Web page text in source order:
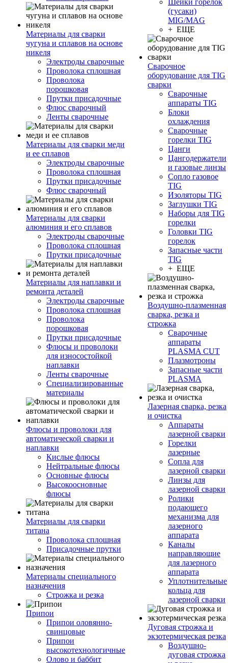
Материалы для сварки
чугуна и сплавов на основе
никеля
Электроды сварочные
Проволока сплошная
Проволока
порошковая
Прутки присадочные
Флюс сварочный
Ленты сварочные
Материалы для сварки меди
и ее сплавов
Электроды сварочные
Проволока сплошная
Прутки присадочные
Флюс сварочный
Материалы для сварки
алюминия и его сплавов
Электроды сварочные
Проволока сплошная
Прутки присадочные
Материалы для наплавки и
ремонта деталей
Электроды сварочные
Проволока сплошная
Проволока
порошковая
Прутки присадочные
Флюсы и проволоки
для износостойкой
наплавки
Ленты сварочные
Специализированные
материалы
Флюсы и проволоки для
автоматической сварки и
наплавки
Кислые флюсы
Нейтральные флюсы
Основные флюсы
Высокоосновные
флюсы
Материалы для сварки
титана
Проволока сплошная
Присадочные прутки
Материалы специального
назначения
Строжка и резка
Припои
Припои оловянно-
свинцовые
Припои
высокотехнологичные
Олово и баббит
Шейки горелок
(гусаки)
MIG/MAG
+ ЕЩЕ
Сварочное
оборудование для TIG
сварки
Сварочные
аппараты TIG
Блоки
охлаждения
Сварочные
горелки TIG
Цанги
Цангодержатели
и газовые линзы
Сопло газовое
TIG
Изоляторы TIG
Заглушки TIG
Наборы для TIG
горелки
Головки TIG
горелок
Запасные части
TIG
+ ЕЩЕ
Воздушно-плазменная
сварка, резка и
строжка
Сварочные
аппараты
PLASMA CUT
Плазмотроны
Запасные части
PLASMA
Лазерная сварка, резка
и очистка
Аппараты
лазерной сварки
Горелки
лазерные
Сопла для
лазерной сварки
Линзы для
лазерной сварки
Ролики
подающего
механизма для
лазерного
аппарата
Каналы
направляющие
для лазерного
аппарата
Уплотнительные
кольца для
лазерной сварки
Дуговая строжка и
экзотермическая резка
Воздушно-
дуговая строжка